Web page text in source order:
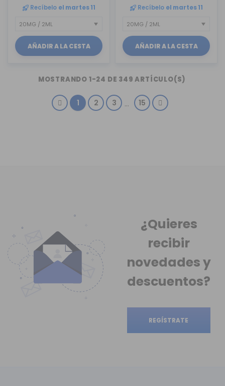
Recíbelo el martes 11
AÑADIR A LA CESTA
Recíbelo el martes 11
AÑADIR A LA CESTA
MOSTRANDO 1-24 DE 349 ARTÍCULO(S)
1 2 3 … 15
¿Quieres
recibir
novedadesy
descuentos?
REGÍSTRATE